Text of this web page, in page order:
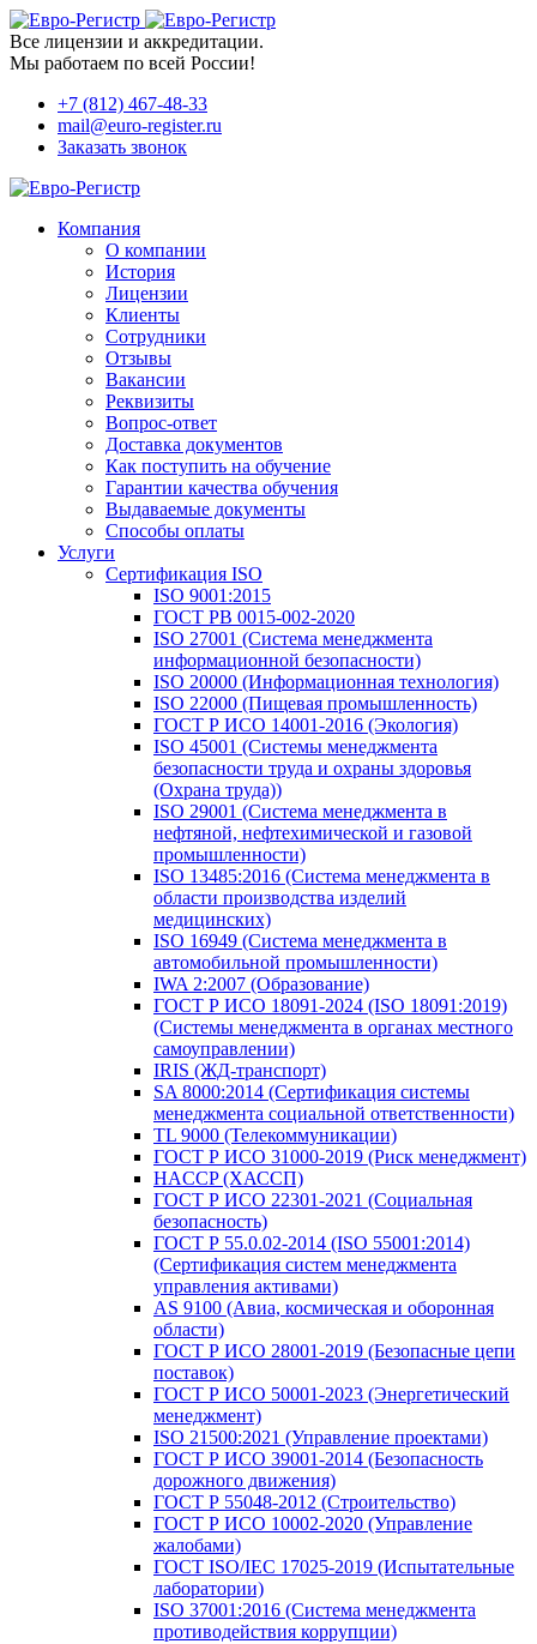
Все лицензии и аккредитации.
Мы работаем по всей России!
+7 (812) 467-48-33
mail@euro-register.ru
Заказать звонок
Компания
О компании
История
Лицензии
Клиенты
Сотрудники
Отзывы
Вакансии
Реквизиты
Вопрос-ответ
Доставка документов
Как поступить на обучение
Гарантии качества обучения
Выдаваемые документы
Способы оплаты
Услуги
Сертификация ISO
ISO 9001:2015
ГОСТ РВ 0015-002-2020
ISO 27001 (Система менеджмента
информационной безопасности)
ISO 20000 (Информационная технология)
ISO 22000 (Пищевая промышленность)
ГОСТ Р ИСО 14001-2016 (Экология)
ISO 45001 (Системы менеджмента
безопасности труда и охраны здоровья
(Охрана труда))
ISO 29001 (Система менеджмента в
нефтяной, нефтехимической и газовой
промышленности)
ISO 13485:2016 (Система менеджмента в
области производства изделий
медицинских)
ISO 16949 (Система менеджмента в
автомобильной промышленности)
IWA 2:2007 (Образование)
ГОСТ Р ИСО 18091-2024 (ISO 18091:2019)
(Системы менеджмента в органах местного
самоуправлении)
IRIS (ЖД-транспорт)
SA 8000:2014 (Сертификация системы
менеджмента социальной ответственности)
TL 9000 (Телекоммуникации)
ГОСТ Р ИСО 31000-2019 (Риск менеджмент)
HACCP (ХАССП)
ГОСТ Р ИСО 22301-2021 (Социальная
безопасность)
ГОСТ Р 55.0.02-2014 (ISO 55001:2014)
(Сертификация систем менеджмента
управления активами)
AS 9100 (Авиа, космическая и оборонная
области)
ГОСТ Р ИСО 28001-2019 (Безопасные цепи
поставок)
ГОСТ Р ИСО 50001-2023 (Энергетический
менеджмент)
ISO 21500:2021 (Управление проектами)
ГОСТ Р ИСО 39001-2014 (Безопасность
дорожного движения)
ГОСТ Р 55048-2012 (Строительство)
ГОСТ Р ИСО 10002-2020 (Управление
жалобами)
ГОСТ ISO/IEC 17025-2019 (Испытательные
лаборатории)
ISO 37001:2016 (Система менеджмента
противодействия коррупции)